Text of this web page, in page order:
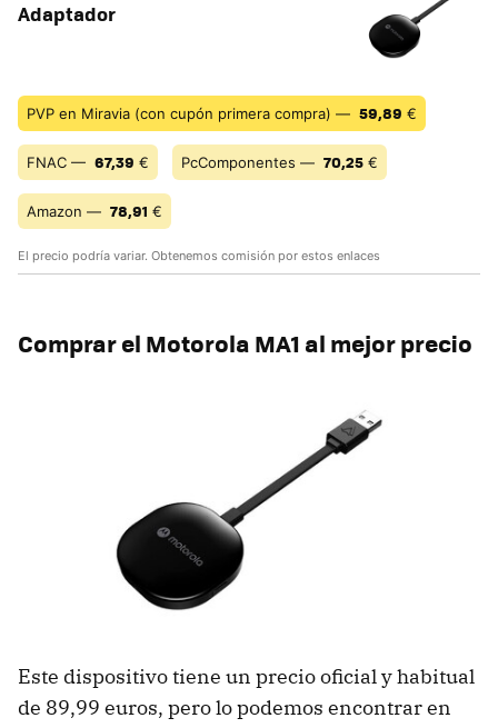
Adaptador
PVP en Miravia (con cupón primera compra) — 59,89 €
FNAC — 67,39 € PcComponentes — 70,25 €
Amazon — 78,91 €
El precio podría variar. Obtenemos comisión por estos enlaces
Comprar el Motorola MA1 al mejor precio
Este dispositivo tiene un precio oficial y habitual
de 89,99 euros, pero lo podemos encontrar en